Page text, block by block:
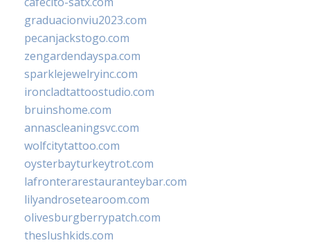
graduacionviu2023.com
pecanjackstogo.com
zengardendayspa.com
sparklejewelryinc.com
ironcladtattoostudio.com
bruinshome.com
annascleaningsvc.com
wolfcitytattoo.com
oysterbayturkeytrot.com
lafronterarestauranteybar.com
lilyandrosetearoom.com
olivesburgberrypatch.com
theslushkids.com